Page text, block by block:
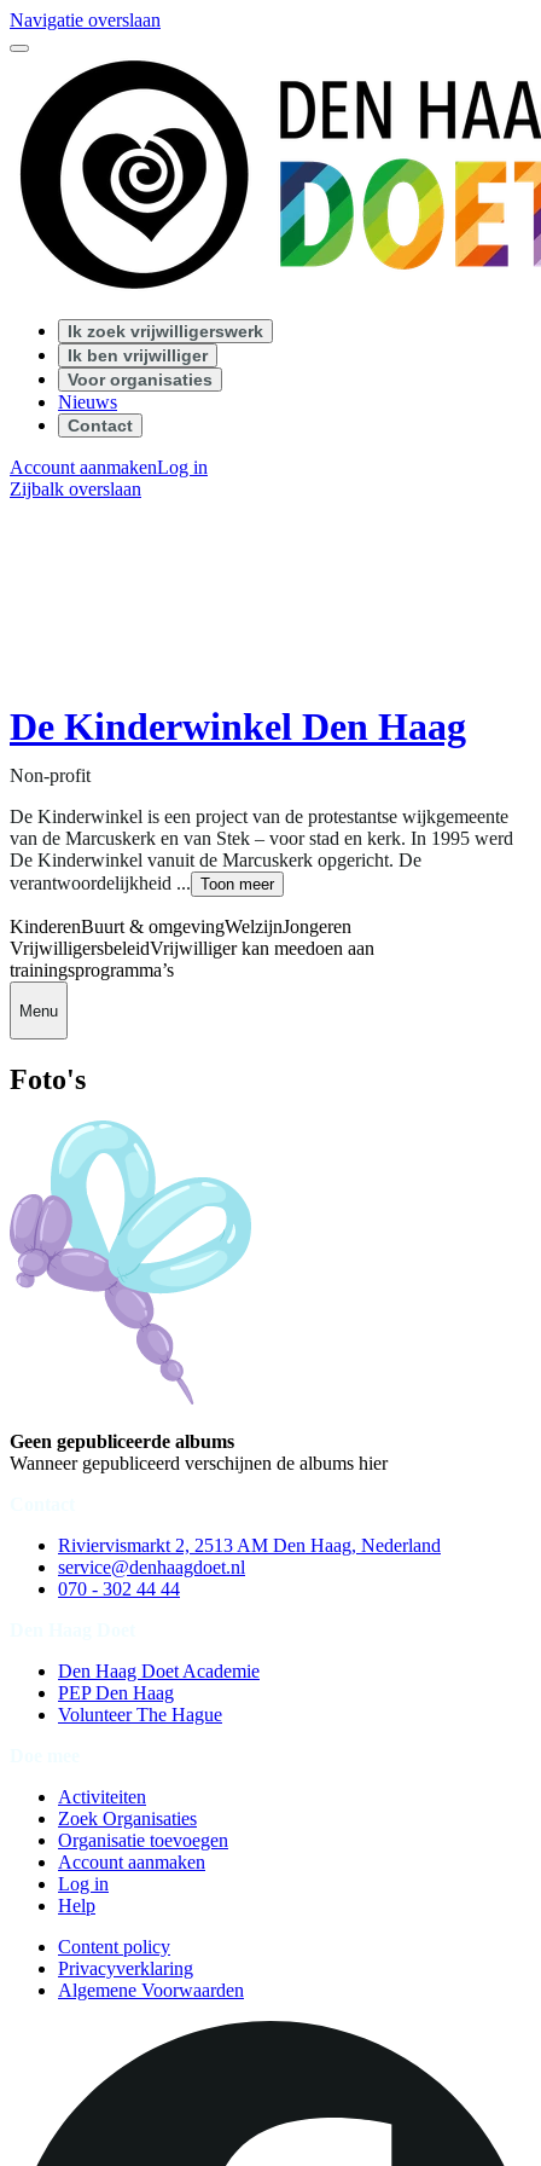
Navigatie overslaan
Ik zoek vrijwilligerswerk
Ik ben vrijwilliger
Voor organisaties
Nieuws
Contact
Account aanmakenLog in
Zijbalk overslaan
De Kinderwinkel Den Haag
Non-profit
De Kinderwinkel is een project van de protestantse wijkgemeente
van de Marcuskerk en van Stek – voor stad en kerk. In 1995 werd
De Kinderwinkel vanuit de Marcuskerk opgericht. De
verantwoordelijkheid ... Toon meer
KinderenBuurt & omgevingWelzijnJongeren
VrijwilligersbeleidVrijwilliger kan meedoen aan
trainingsprogramma’s
Menu
Foto's
Geen gepubliceerde albums
Wanneer gepubliceerd verschijnen de albums hier
Riviervismarkt 2, 2513 AM Den Haag, Nederland
service@denhaagdoet.nl
070 - 302 44 44
Den Haag Doet Academie
PEP Den Haag
Volunteer The Hague
Activiteiten
Zoek Organisaties
Organisatie toevoegen
Account aanmaken
Log in
Help
Content policy
Privacyverklaring
Algemene Voorwaarden